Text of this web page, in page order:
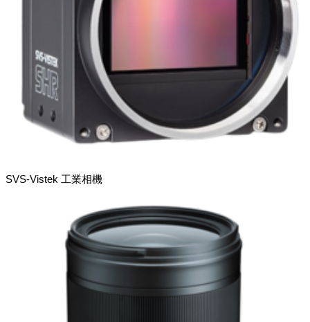
SVS-Vistek 工業相機